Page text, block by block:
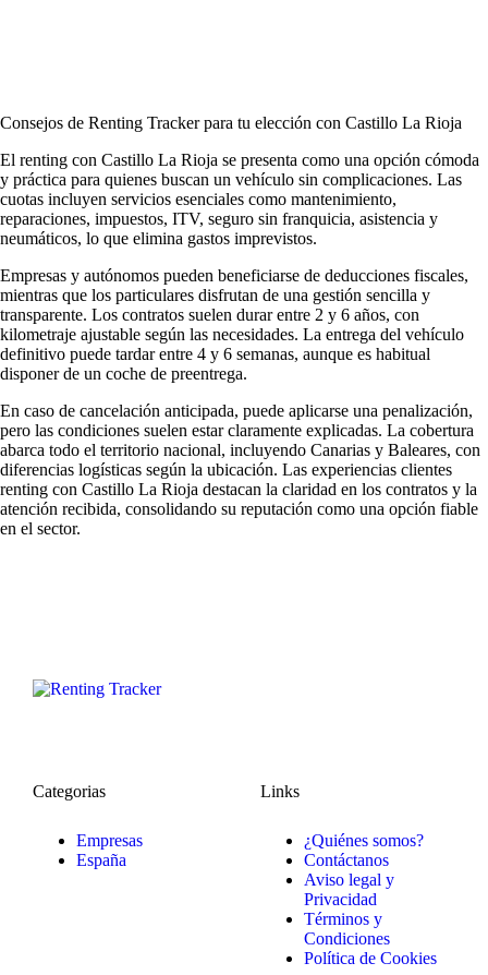
Consejos de Renting Tracker para tu elección con Castillo La Rioja
El renting con Castillo La Rioja se presenta como una opción cómoda
y práctica para quienes buscan un vehículo sin complicaciones. Las
cuotas incluyen servicios esenciales como mantenimiento,
reparaciones, impuestos, ITV, seguro sin franquicia, asistencia y
neumáticos, lo que elimina gastos imprevistos.
Empresas y autónomos pueden beneficiarse de deducciones fiscales,
mientras que los particulares disfrutan de una gestión sencilla y
transparente. Los contratos suelen durar entre 2 y 6 años, con
kilometraje ajustable según las necesidades. La entrega del vehículo
definitivo puede tardar entre 4 y 6 semanas, aunque es habitual
disponer de un coche de preentrega.
En caso de cancelación anticipada, puede aplicarse una penalización,
pero las condiciones suelen estar claramente explicadas. La cobertura
abarca todo el territorio nacional, incluyendo Canarias y Baleares, con
diferencias logísticas según la ubicación. Las experiencias clientes
renting con Castillo La Rioja destacan la claridad en los contratos y la
atención recibida, consolidando su reputación como una opción fiable
en el sector.
Categorias
Empresas
España
Links
¿Quiénes somos?
Contáctanos
Aviso legal y
Privacidad
Términos y
Condiciones
Política de Cookies